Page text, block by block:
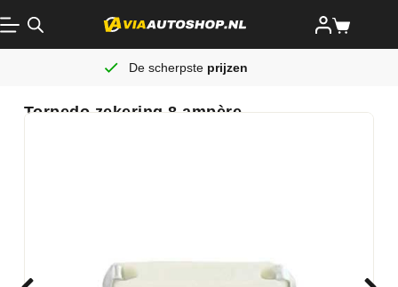
De scherpste prijzen
Torpedo zekering 8 ampère